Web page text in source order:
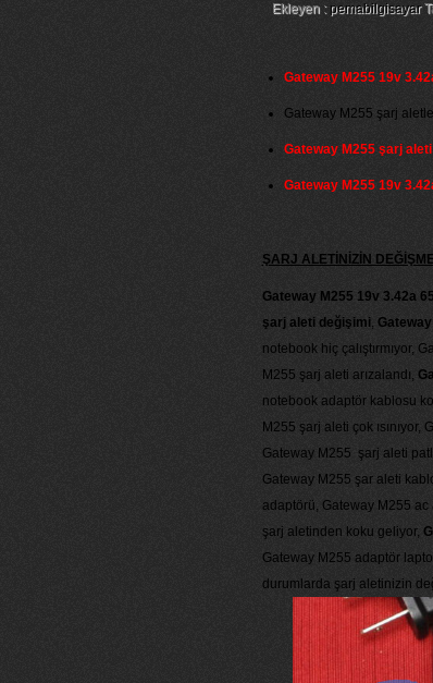
Ekleyen : pemabilgisayar
Gateway M255 19v
Gateway M255 şarj
Gateway M255 şarj aleti
Gateway M255 19v
ŞARJ ALETİNİZİN
Gateway M255 19v 3.42a
şarj aleti değişimi,
notebook hiç çalıştırmıyor,
M255 şarj aleti arızalandı,
notebook adaptör kablosu
M255 şarj aleti çok
Gateway M255 şarj aleti
Gateway M255 şar aleti
adaptörü, Gateway M255
şarj aletinden koku geliyor,
Gateway M255 adaptör
durumlarda şarj aletinizin